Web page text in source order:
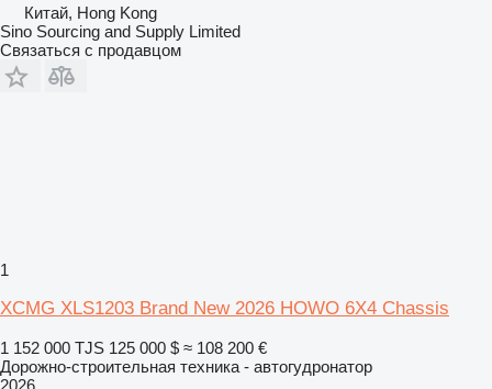
Китай, Hong Kong
Sino Sourcing and Supply Limited
Связаться с продавцом
1
XCMG XLS1203 Brand New 2026 HOWO 6X4 Chassis
1 152 000 TJS 125 000 $ ≈ 108 200 €
Дорожно-строительная техника - автогудронатор
2026